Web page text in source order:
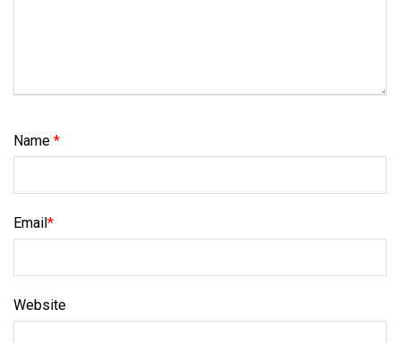
Name *
Email*
Website